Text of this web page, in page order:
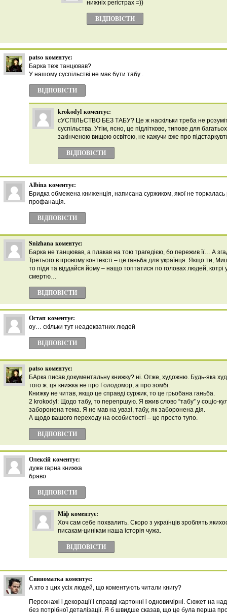
нижніх регістрах =))
ВІДПОВІCТИ
patso коментує:
Барка теж танцював?
У нашому суспільстві не має бути табу .
ВІДПОВІCТИ
krokodyl коментує:
сУСПІЛЬСТВО БЕЗ ТАБУ? Це ж наскільки треба не
суспільства. Утім, ясно, це підліткове, типове для багатьох
закінченою вищою освітою, не кажучи вже про
ВІДПОВІCТИ
Albina коментує:
Бридка обмежена книженція, написана суржиком, якої не торкалaсь
профанація.
ВІДПОВІCТИ
Snizhana коментує:
Барка не танцював, а плакав на тою трагедією, бо пережив її… А
Третього в ігровому контексті – це ганьба для українця. Якщо ти,
то піди та віддайся йому – нащо топтатися по головах людей,
смертю…
ВІДПОВІCТИ
Остап коментує:
оу… скільки тут неадекватних людей
ВІДПОВІCТИ
patso коментує:
БАрка писав документальну книжку? ні. Отже, художню. Будь-яка
того ж. ця книжка не про Голодомор, а про зомбі.
Книжку не читав, якщо це справді суржик, то це грьобана ганьба.
2 krokodyl: Щодо табу, то перепршую. Я вжив слово “табу” у соціо-
заборонена тема. Я не мав на увазі, табу, як заборонена дія.
А щодо вашого переходу на особистості – це просто тупо.
ВІДПОВІCТИ
Олексій коментує:
дуже гарна книжка
браво
ВІДПОВІCТИ
Міф коментує:
Хоч сам себе похвалить. Скоро з українців зроблять
писакам-цинікам наша історія чужа.
ВІДПОВІCТИ
Свиноматка коментує:
А хто з цих усіх людей, що коментують читали книгу?
Персонажі і декорації і справді картонні і одновимірні. Сюжет на
без потрібної деталізації. Я б швидше сказав, що це була перша